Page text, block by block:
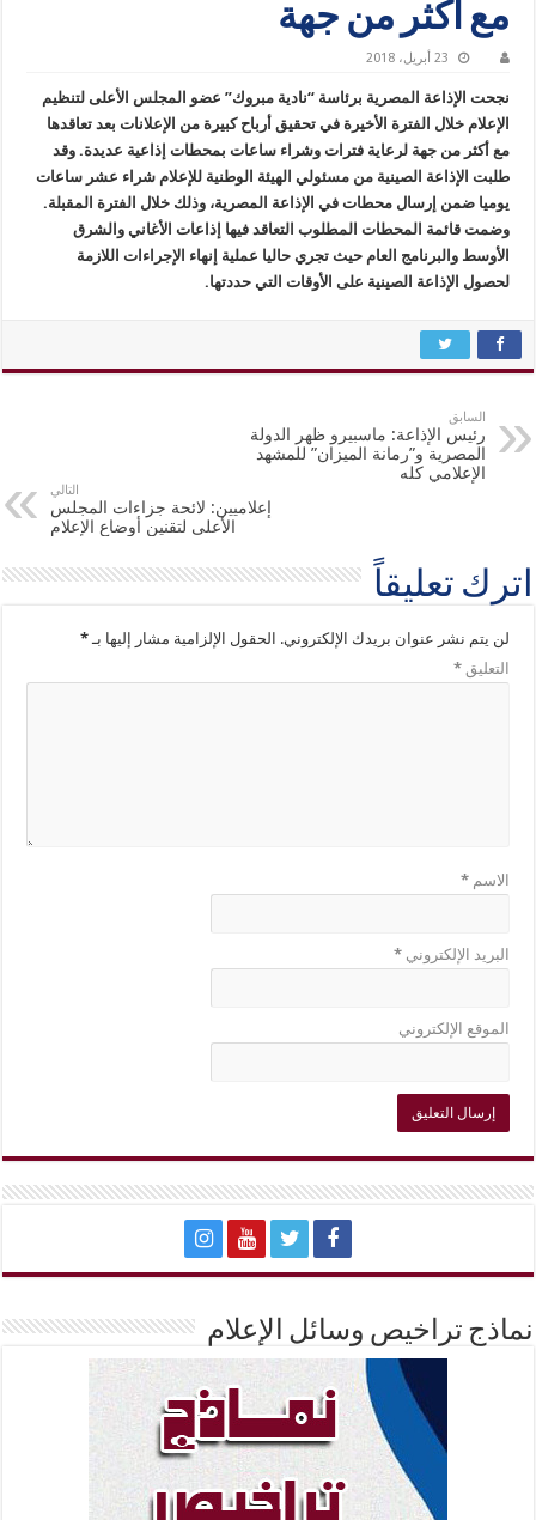
مع أكثر من جهة
23 أبريل، 2018
نجحت الإذاعة المصرية برئاسة “نادية مبروك” عضو المجلس الأعلى لتنظيم
الإعلام خلال الفترة الأخيرة في تحقيق أرباح كبيرة من الإعلانات بعد تعاقدها
مع أكثر من جهة لرعاية فترات وشراء ساعات بمحطات إذاعية عديدة. وقد
طلبت الإذاعة الصينية من مسئولي الهيئة الوطنية للإعلام شراء عشر ساعات
يوميا ضمن إرسال محطات في الإذاعة المصرية، وذلك خلال الفترة المقبلة.
وضمت قائمة المحطات المطلوب التعاقد فيها إذاعات الأغاني والشرق
الأوسط والبرنامج العام حيث تجري حاليا عملية إنهاء الإجراءات اللازمة
لحصول الإذاعة الصينية على الأوقات التي حددتها.
السابق
رئيس الإذاعة: ماسبيرو ظهر الدولة
المصرية و”رمانة الميزان” للمشهد
الإعلامي كله
التالي
إعلاميين: لائحة جزاءات المجلس
الأعلى لتقنين أوضاع الإعلام
اترك تعليقاً
لن يتم نشر عنوان بريدك الإلكتروني. الحقول الإلزامية مشار إليها بـ*
التعليق*
الاسم*
البريد الإلكتروني*
الموقع الإلكتروني
نماذج تراخيص وسائل الإعلام